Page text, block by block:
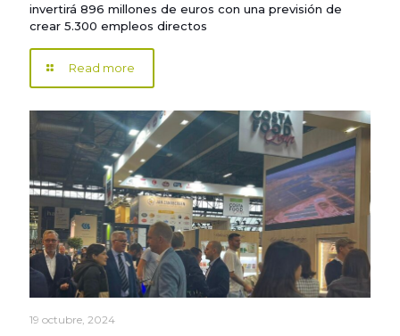
invertirá 896 millones de euros con una previsión de
crear 5.300 empleos directos
Read more
19 octubre, 2024